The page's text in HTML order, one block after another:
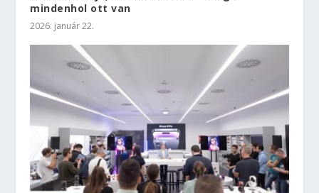
mindenhol ott van
2026. január 22.